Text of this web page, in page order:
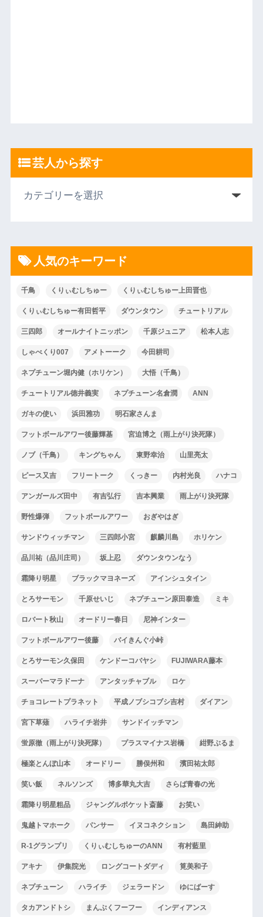
芸人から探す
人気のキーワード
千鳥 くりぃむしちゅー くりぃむしちゅー上田晋也
くりぃむしちゅー有田哲平 ダウンタウン チュートリアル
三四郎 オールナイトニッポン 千原ジュニア 松本人志
しゃべくり007 アメトーーク 今田耕司
ネプチューン堀内健（ホリケン） 大悟（千鳥）
チュートリアル徳井義実 ネプチューン名倉潤 ANN
ガキの使い 浜田雅功 明石家さんま
フットボールアワー後藤輝基 宮迫博之（雨上がり決死隊）
ノブ（千鳥） キングちゃん 東野幸治 山里亮太
ピース又吉 フリートーク くっきー 内村光良 ハナコ
アンガールズ田中 有吉弘行 吉本興業 雨上がり決死隊
野性爆弾 フットボールアワー おぎやはぎ
サンドウィッチマン 三四郎小宮 麒麟川島 ホリケン
品川祐（品川庄司） 坂上忍 ダウンタウンなう
霜降り明星 ブラックマヨネーズ アインシュタイン
とろサーモン 千原せいじ ネプチューン原田泰造 ミキ
ロバート秋山 オードリー春日 尼神インター
フットボールアワー後藤 バイきんぐ小峠
とろサーモン久保田 ケンドーコバヤシ FUJIWARA藤本
スーパーマラドーナ アンタッチャブル ロケ
チョコレートプラネット 平成ノブシコブシ吉村 ダイアン
宮下草薙 ハライチ岩井 サンドイッチマン
蛍原徹（雨上がり決死隊） プラスマイナス岩橋 紺野ぶるま
極楽とんぼ山本 オードリー 勝俣州和 濱田祐太郎
笑い飯 ネルソンズ 博多華丸大吉 さらば青春の光
霜降り明星粗品 ジャングルポケット斎藤 お笑い
鬼越トマホーク パンサー イヌコネクション 島田紳助
R-1グランプリ くりぃむしちゅーのANN 有村藍里
アキナ 伊集院光 ロングコートダディ 筧美和子
ネプチューン ハライチ ジェラードン ゆにばーす
タカアンドトシ まんぷくフーフー インディアンス